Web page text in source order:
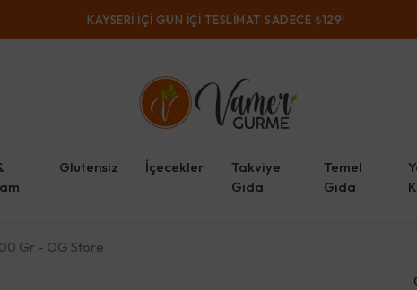
KAYSERI IÇI GÜN IÇI TESLIMAT SADECE ₺129!
Glutensiz İçecekler
Takviye
Gıda
Temel
Gıda
Gr - OG Store